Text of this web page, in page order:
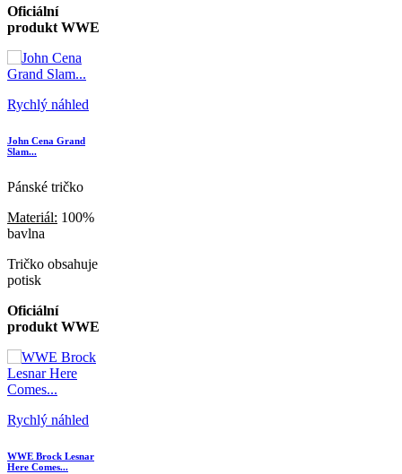
Oficiální
produkt WWE
Rychlý náhled
John Cena Grand
Slam...
Pánské tričko
Materiál: 100%
bavlna
Tričko obsahuje
potisk
Oficiální
produkt WWE
Rychlý náhled
WWE Brock Lesnar
Here Comes...